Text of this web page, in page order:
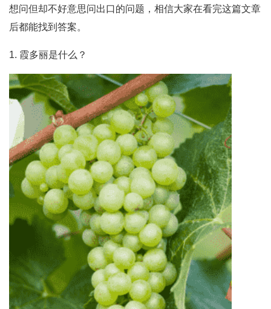
想问但却不好意思问出口的问题，相信大家在看完这篇文章
后都能找到答案。
1. 霞多丽是什么？